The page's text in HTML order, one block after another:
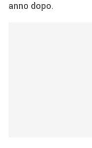
anno dopo.